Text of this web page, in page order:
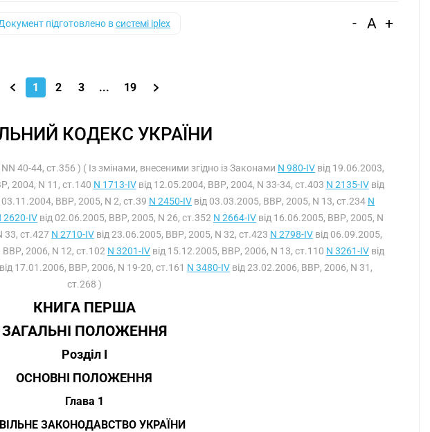
підготовлено всистемі iplex - A +
1 2 3 ... 19
КОДЕКС УКРАЇНИ
40-44, ст.356 ) ( Із змінами, внесеними згідно із Законами N 980-IV від 19.06.2003,
2004, N 11, ст.140 N 1713-IVвід 12.05.2004, ВВР, 2004, N 33-34, ст.403 N 2135-IVвід
03.11.2004, ВВР, 2005, N 2, ст.39 N 2450-IV від 03.03.2005, ВВР, 2005, N 13, ст.234 N
2620-IV від 02.06.2005, ВВР, 2005, N 26, ст.352 N 2664-IV від 16.06.2005, ВВР, 2005, N
33, ст.427 N 2710-IV від 23.06.2005, ВВР, 2005, N 32, ст.423 N 2798-IV від 06.09.2005,
ВВР, 2006, N 12, ст.102 N 3201-IV від 15.12.2005, ВВР, 2006, N 13, ст.110 N 3261-IV від
від 17.01.2006, ВВР, 2006, N 19-20, ст.161 N 3480-IV від 23.02.2006, ВВР, 2006, N 31,
ст.268 )
КНИГА ПЕРША
ЗАГАЛЬНІ ПОЛОЖЕННЯ
Розділ I
ОСНОВНІ ПОЛОЖЕННЯ
Глава 1
ЗАКОНОДАВСТВО УКРАЇНИ